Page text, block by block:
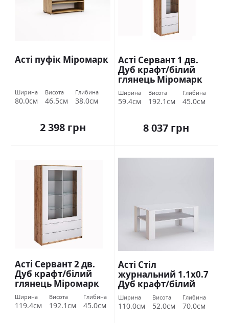
Асті пуфік Міромарк
Ширина
80.0см
Висота
46.5см
Глибина
38.0см
2 398 грн
Асті Сервант 1 дв.
Дуб крафт/білий
глянець Міромарк
Ширина
59.4см
Висота
192.1см
Глибина
45.0см
8 037 грн
Асті Сервант 2 дв.
Дуб крафт/білий
глянець Міромарк
Ширина
119.4см
Висота
192.1см
Глибина
45.0см
Асті Стіл
журнальний 1.1х0.7
Дуб крафт/білий
глянець Міромарк
Ширина
110.0см
Висота
52.0см
Глибина
70.0см